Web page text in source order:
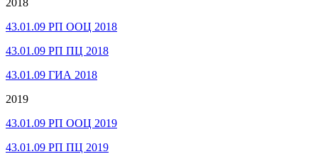
43.01.09 РП ООЦ 2018
43.01.09 РП ПЦ 2018
43.01.09 ГИА 2018
2019
43.01.09 РП ООЦ 2019
43.01.09 РП ПЦ 2019